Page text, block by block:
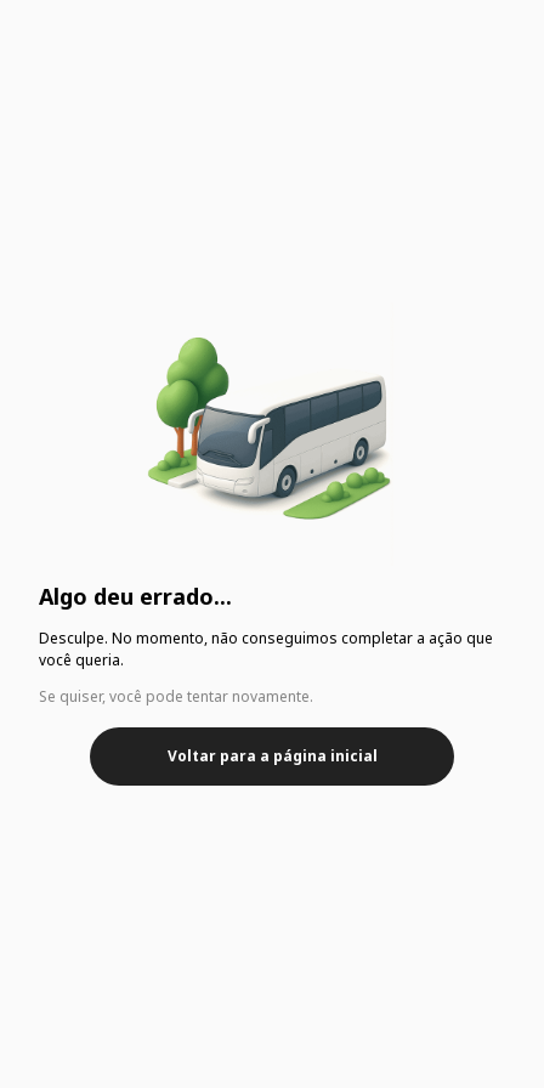
Algo deu errado...
Desculpe. No momento, não conseguimos completar a ação que
você queria.
Se quiser, você pode tentar novamente.
Voltar para a página inicial